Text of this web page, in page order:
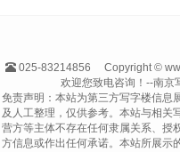
025-83214856
Copyright ©
欢迎您致电咨询！--南京
免责声明：本站为第三方写字楼信息
及人工整理，仅供参考。本站与相关
营方等主体不存在任何隶属关系、授
方信息或作出任何承诺。本站所展示